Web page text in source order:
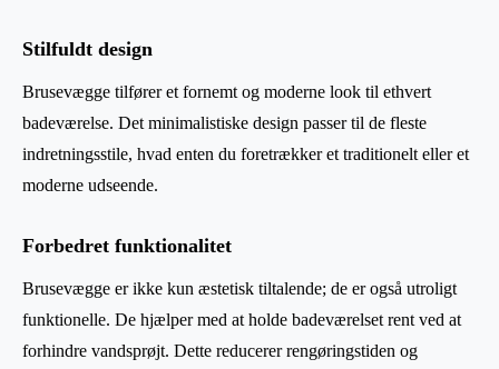
Stilfuldt design
Brusevægge tilfører et fornemt og moderne look til ethvert
badeværelse. Det minimalistiske design passer til de fleste
indretningsstile, hvad enten du foretrækker et traditionelt eller et
moderne udseende.
Forbedret funktionalitet
Brusevægge er ikke kun æstetisk tiltalende; de er også utroligt
funktionelle. De hjælper med at holde badeværelset rent ved at
forhindre vandsprøjt. Dette reducerer rengøringstiden og